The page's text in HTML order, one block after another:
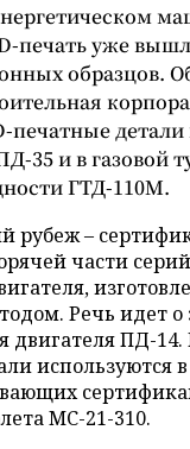
печать уже
образцов.
печатные детали
35 и в газовой
ГТД-110М.
рубеж –
части
Речь идет о
двигателя ПД-
используются
МС-21-310.